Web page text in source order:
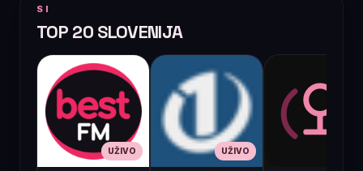
SI
TOP 20 SLOVENIJA
UŽIVO UŽIVO